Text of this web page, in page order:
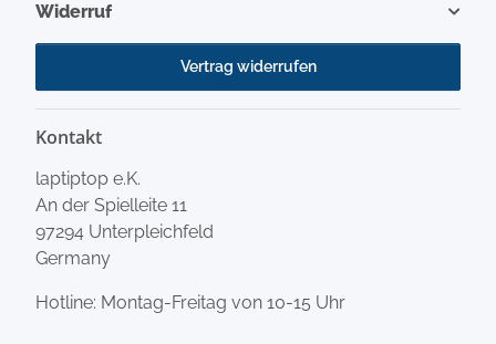
Widerruf
Vertrag widerrufen
Kontakt
laptiptop e.K.
An der Spielleite 11
97294 Unterpleichfeld
Germany
Hotline: Montag-Freitag von 10-15 Uhr